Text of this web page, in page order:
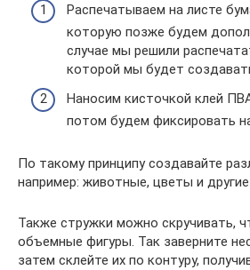
Распечатываем на листе
которую позже будем
случае мы решили
которой мы будет
Наносим кисточкой клей
потом будем фиксировать
По такому принципу создавайте
например: животные, цветы и
Также стружки можно скручивать,
объемные фигуры. Так заверните
затем склейте их по контуру,